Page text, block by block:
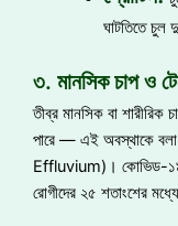
ঘাটতিতে চুল
৩. মানসিক চাপ ও
তীব্র মানসিক বা
পারে — এই অবস্থাকে
Effluvium)। কোভিড-১৯
রোগীদের ২৫ শতাংশের